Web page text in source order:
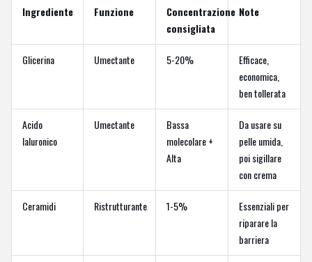
Ingrediente Funzione
Concentrazione
consigliata
Note
Glicerina Umectante 5-20%
Efficace,
economica,
ben tollerata
Acido
Ialuronico
Umectante
Bassa
molecolare +
Alta
Da usare su
pelle umida,
poi sigillare
con crema
Ceramidi Ristrutturante 1-5%
Essenziali per
riparare la
barriera